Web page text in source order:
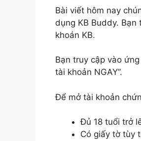
Bài viết hôm nay
dụng KB Buddy.
khoán KB.
Bạn truy cập vào
tài khoản NGAY”.
Để mở tài khoản
Đủ 18 tuổi trở
Có giấy tờ tùy